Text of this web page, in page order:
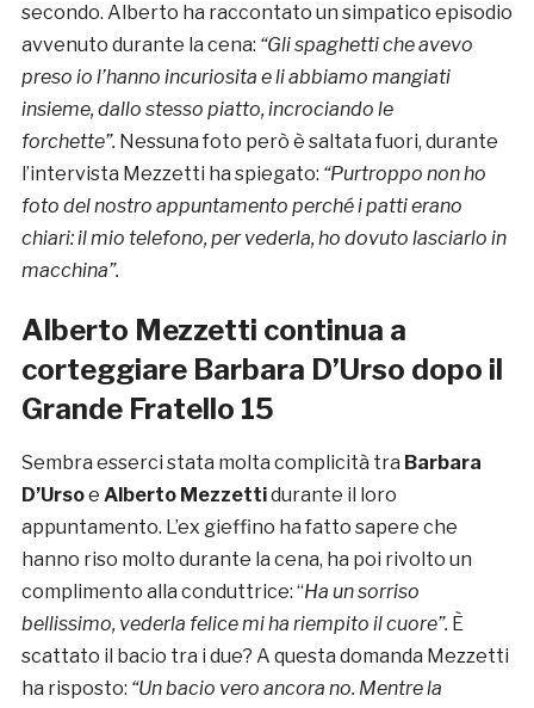
secondo. Alberto ha raccontato un simpatico episodio
avvenuto durante la cena: “Gli spaghetti che avevo
preso io l’hanno incuriosita e li abbiamo mangiati
insieme, dallo stesso piatto, incrociando le
forchette”. Nessuna foto però è saltata fuori, durante
l’intervista Mezzetti ha spiegato: “Purtroppo non ho
foto del nostro appuntamento perché i patti erano
chiari: il mio telefono, per vederla, ho dovuto lasciarlo in
macchina”.
Alberto Mezzetti continua a
corteggiare Barbara D’Urso dopo il
Grande Fratello 15
Sembra esserci stata molta complicità tra Barbara
D’Ursoe Alberto Mezzettidurante il loro
appuntamento. L’ex gieffino ha fatto sapere che
hanno riso molto durante la cena, ha poi rivolto un
complimento alla conduttrice: “Ha un sorriso
bellissimo, vederla felice mi ha riempito il cuore”. È
scattato il bacio tra i due? A questa domanda Mezzetti
ha risposto: “Un bacio vero ancora no. Mentre la